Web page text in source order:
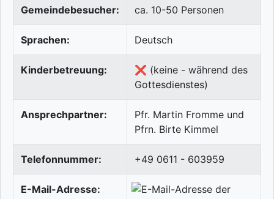
Gemeindebesucher: ca. 10-50 Personen
Sprachen: Deutsch
Kinderbetreuung:
❌ (keine - während des
Gottesdienstes)
Ansprechpartner:
Pfr. Martin Fromme und
Pfrn. Birte Kimmel
Telefonnummer: +49 0611 - 603959
E-Mail-Adresse: